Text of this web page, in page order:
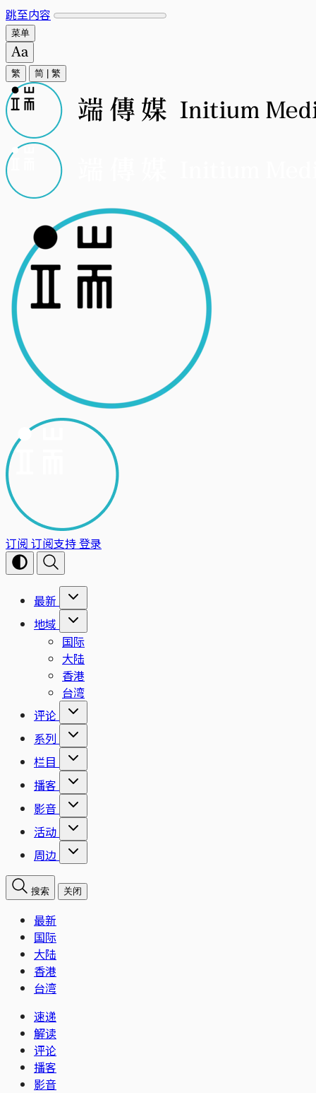
跳至内容
菜单
繁 简 繁
订阅 订阅支持登录
最新
地域
国际
大陆
香港
台湾
评论
系列
栏目
播客
影音
活动
周边
搜索 关闭
最新
国际
大陆
香港
台湾
速递
解读
评论
播客
影音